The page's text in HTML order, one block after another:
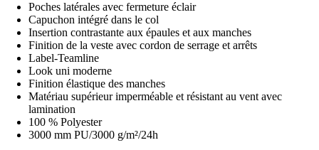
Poches latérales avec fermeture éclair
Capuchon intégré dans le col
Insertion contrastante aux épaules et aux manches
Finition de la veste avec cordon de serrage et arrêts
Label-Teamline
Look uni moderne
Finition élastique des manches
Matériau supérieur imperméable et résistant au vent avec
lamination
100 % Polyester
3000 mm PU/3000 g/m²/24h